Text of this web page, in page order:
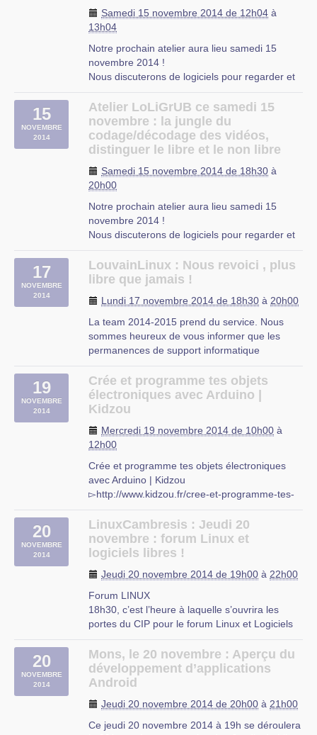
CIP Proville
Samedi 15 novembre 2014 de 12h04 à
13h04
Notre prochain atelier aura lieu samedi 15
novembre 2014 !
Nous discuterons de logiciels pour regarder et
formats qui sont utilisés pour les diffuser. Nous
verrons lesquels sont véritablement sous
licences libres et ce qui les distinguent
d’autres, (…)
15
NOVEMBRE
2014
Atelier LoLiGrUB ce samedi 15
novembre : la jungle du
codage/décodage des vidéos,
distinguer le libre et le non libre
Samedi 15 novembre 2014 de 18h30 à
20h00
Notre prochain atelier aura lieu samedi 15
novembre 2014 !
Nous discuterons de logiciels pour regarder et
formats qui sont utilisés pour les diffuser. Nous
verrons lesquels sont véritablement sous
d’autres, (…)
17
NOVEMBRE
2014
LouvainLinux : Nous revoici , plus
libre que jamais !
Lundi 17 novembre 2014 de 18h30 à 20h00
La team 2014-2015 prend du service. Nous
sommes heureux de vous informer que les
permanences de support informatique
septembre 2014).
Pour rappel, nos permanences se donnent tous
les lundis de 18h30 à 22h00.
19
NOVEMBRE
2014
Crée et programme tes objets
électroniques avec Arduino |
Kidzou
Mercredi 19 novembre 2014 de 10h00 à
12h00
Crée et programme tes objets électroniques
avec Arduino | Kidzou
▻http://www.kidzou.fr/cree-et-programme-tes-
Pour qui ? Enfants de 10 à 15 ans Pour quoi ?
Ateliers création et programmation d’objets
électroniques Dates : 19 novembre 2014
20
NOVEMBRE
2014
LinuxCambresis : Jeudi 20
novembre : forum Linux et
logiciels libres !
Jeudi 20 novembre 2014 de 19h00 à 22h00
Forum LINUX
18h30, c’est l’heure à laquelle s’ouvrira les
portes du CIP pour le forum Linux et Logiciels
Comme d’habitude, vous apportez vos
questions, et nous apporterons nos
réponses ;-).
CIP Proville
20
NOVEMBRE
2014
Mons, le 20 novembre : Aperçu du
développement d’applications
Android
Jeudi 20 novembre 2014 de 20h00 à 21h00
Ce jeudi 20 novembre 2014 à 19h se déroulera